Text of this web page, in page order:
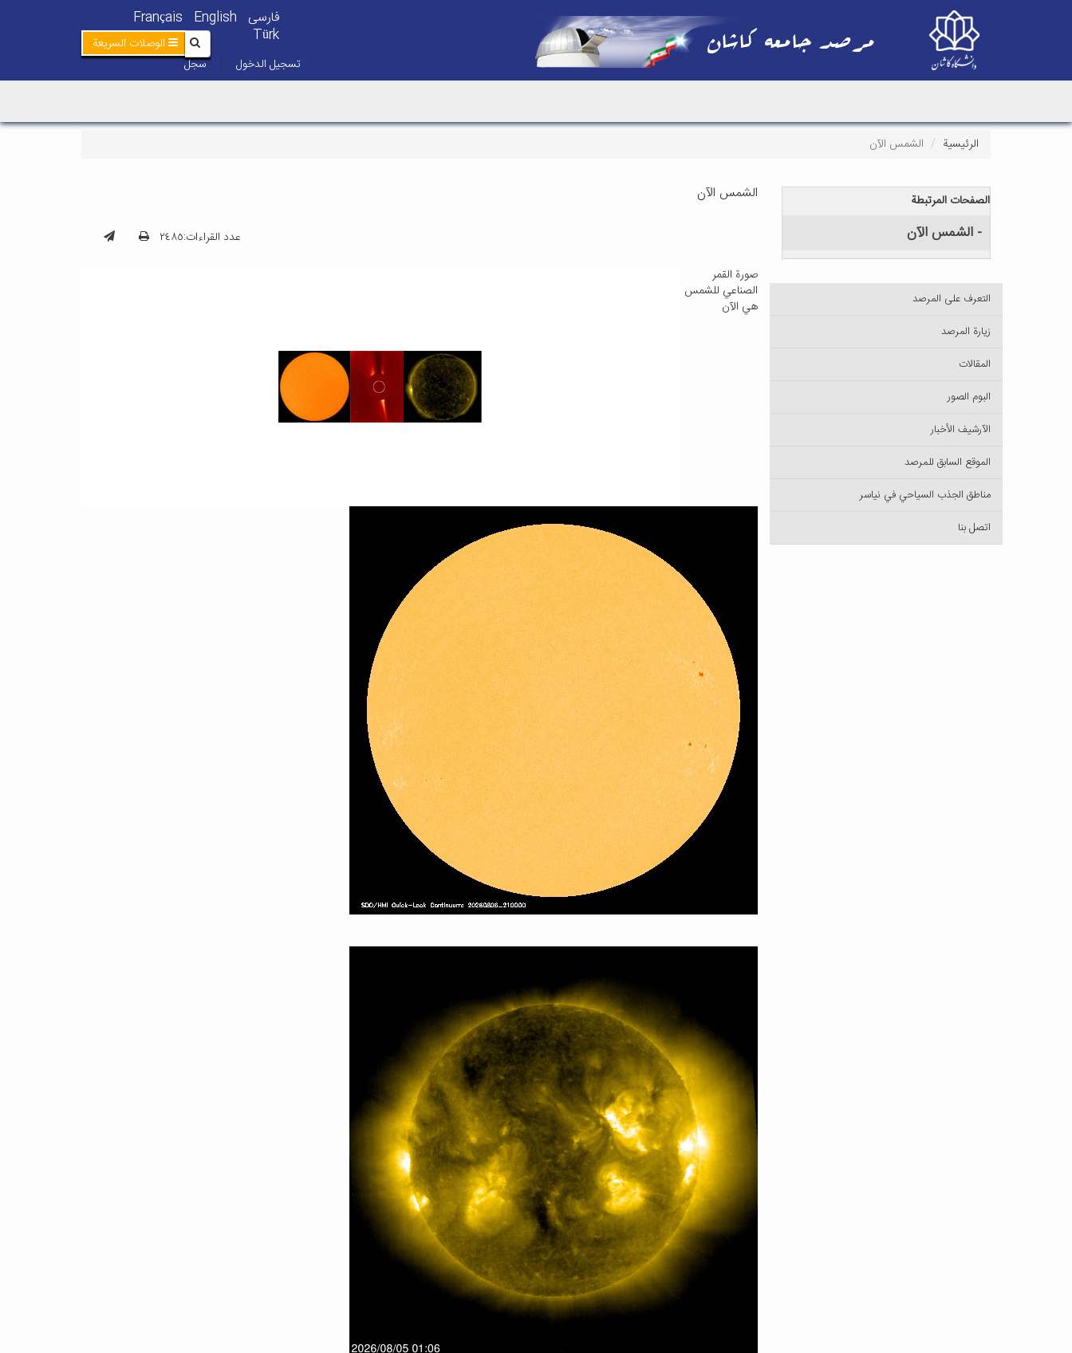
فارسی English
Français
Türk
تسجيل الدخول | سجل
الوصلات السريعة
الرئيسية الشمس الآن
الشمس الآن
عدد القراءات:٢٤٨٥
صورة القمر
الصناعي للشمس
هي الآن
الصفحات المرتبطة
- الشمس الآن
التعرف على المرصد
زيارة المرصد
المقالات
البوم الصور
الآرشيف الأخبار
الموقع السابق للمرصد
مناطق الجذب السياحي في نياسر
اتصل بنا